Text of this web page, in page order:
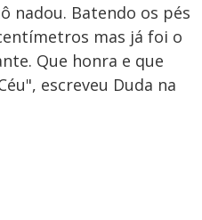
nadou. Batendo os pés
mas já foi o
Que honra e que
escreveu Duda na